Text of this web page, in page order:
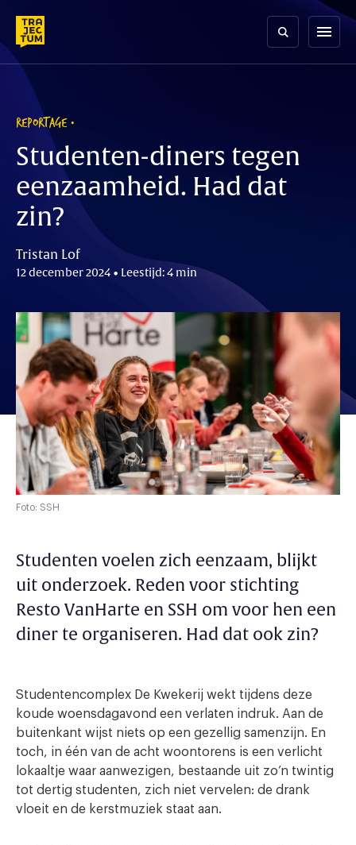
content
menu
REPORTAGE
Studenten-diners tegen
eenzaamheid. Had dat
zin?
Tristan Lof
12 december 2024 • Leestijd: 4 min
Foto: SSH
Studenten voelen zich eenzaam, blijkt
uit onderzoek. Reden voor stichting
Resto VanHarte en SSH om voor hen een
diner te organiseren. Had dat ook zin?
Studentencomplex De Kwekerij wekt tijdens deze
koude woensdagavond een verlaten indruk. Aan de
buitenkant wijst niets op een gezellig samenzijn. En
toch, in één van de acht woontorens is een verlicht
lokaaltje waar aanwezigen, bestaande uit zo’n twintig
tot dertig studenten, zich niet vervelen: de drank
vloeit en de kerstmuziek staat aan.